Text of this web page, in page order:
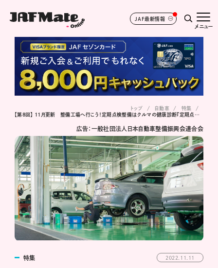
JAF最新情報
メニュー
トップ 自動車
特集
【第8回】 11月更新 整備工場へ行こう！定期点検整備はクルマの健康診断『定期点検を正しく理解しよう！』
広告：一般社団法人日本自動車整備振興会連合会
特集 2022.11.11